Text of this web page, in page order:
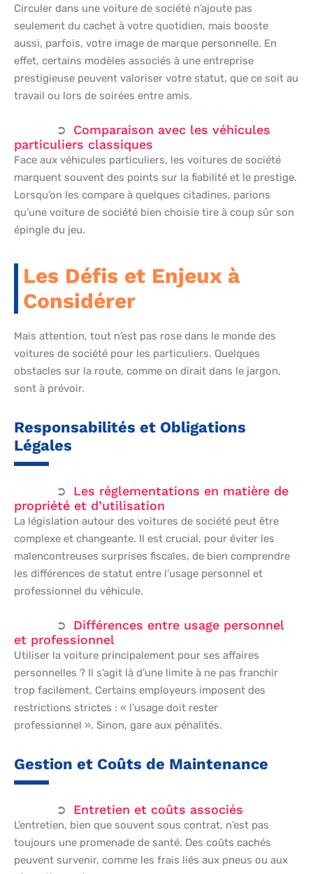
Circuler dans une voiture de société n’ajoute pas
seulement du cachet à votre quotidien, mais booste
aussi, parfois, votre image de marque personnelle. En
effet, certains modèles associés à une entreprise
prestigieuse peuvent valoriser votre statut, que ce soit au
travail ou lors de soirées entre amis.
Comparaison avec les véhicules
particuliers classiques
Face aux véhicules particuliers, les voitures de société
marquent souvent des points sur la fiabilité et le prestige.
Lorsqu’on les compare à quelques citadines, parions
qu’une voiture de société bien choisie tire à coup sûr son
épingle du jeu.
Les Défis et Enjeux à
Considérer
Mais attention, tout n’est pas rose dans le monde des
voitures de société pour les particuliers. Quelques
obstacles sur la route, comme on dirait dans le jargon,
sont à prévoir.
Responsabilités et Obligations
Légales
Les réglementations en matière de
propriété et d’utilisation
La législation autour des voitures de société peut être
complexe et changeante. Il est crucial, pour éviter les
malencontreuses surprises fiscales, de bien comprendre
les différences de statut entre l’usage personnel et
professionnel du véhicule.
Différences entre usage personnel
et professionnel
Utiliser la voiture principalement pour ses affaires
personnelles ? Il s’agit là d’une limite à ne pas franchir
trop facilement. Certains employeurs imposent des
restrictions strictes : « l’usage doit rester
professionnel ». Sinon, gare aux pénalités.
Gestion et Coûts de Maintenance
Entretien et coûts associés
L’entretien, bien que souvent sous contrat, n’est pas
toujours une promenade de santé. Des coûts cachés
peuvent survenir, comme les frais liés aux pneus ou aux